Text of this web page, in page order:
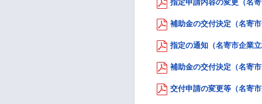
指定申請内容の変更（名
補助金の交付決定（名寄
指定の通知（名寄市企業
補助金の交付決定（名寄
交付申請の変更等（名寄